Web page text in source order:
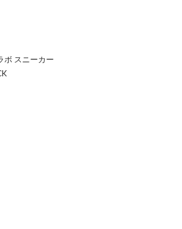
ボ スニーカー